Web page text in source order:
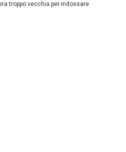
troppo vecchia per indossare